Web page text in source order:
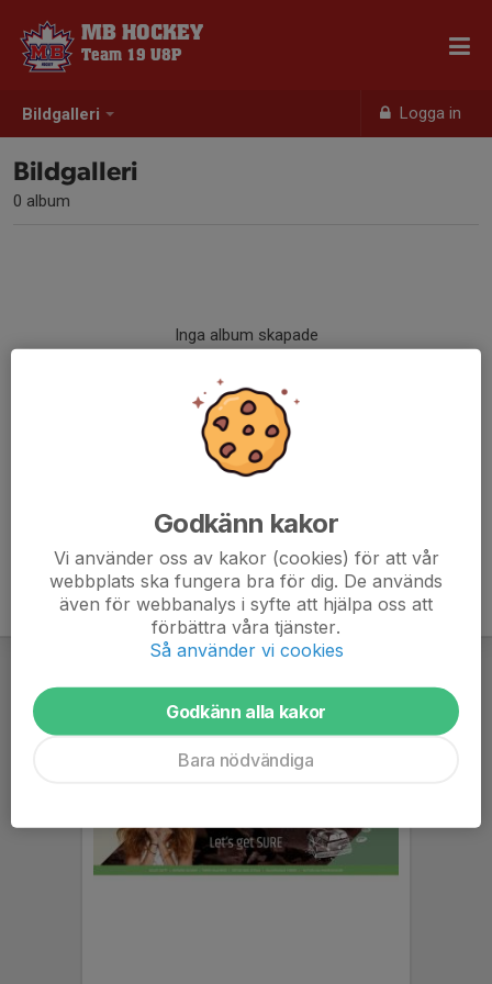
Bildgalleri Logga in
MB HOCKEY
Team 19 U8P
Bildgalleri
0 album
Inga album skapade
Godkänn kakor
Vi använder oss av kakor (cookies) för att vår
webbplats ska fungera bra för dig. De används
även för webbanalys i syfte att hjälpa oss att
förbättra våra tjänster.
Så använder vi cookies
Godkänn alla kakor
Bara nödvändiga